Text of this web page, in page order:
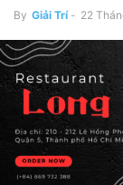
By Giải Trí - 22